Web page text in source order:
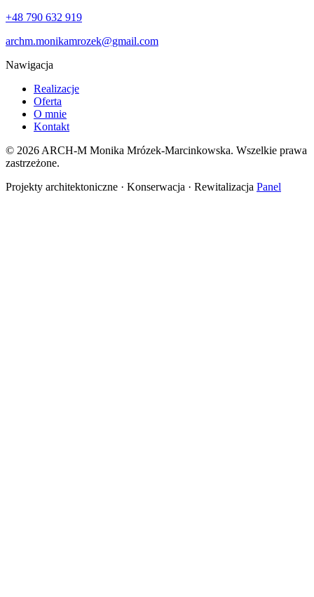
+48 790 632 919
archm.monikamrozek@gmail.com
Nawigacja
Realizacje
Oferta
O mnie
Kontakt
© 2026 ARCH-M Monika Mrózek-Marcinkowska. Wszelkie prawa
zastrzeżone.
Projekty architektoniczne · Konserwacja · Rewitalizacja Panel